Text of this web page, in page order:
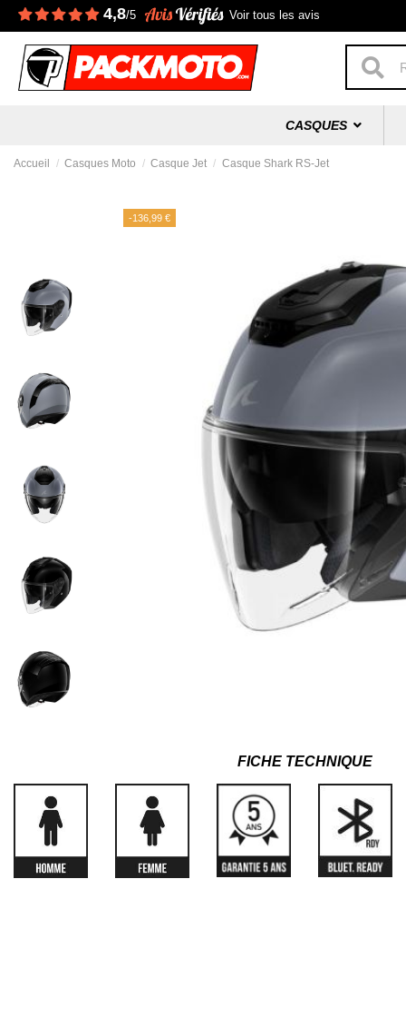
4,8/5 Voir tous les avis
CASQUES
Accueil Casques Moto Casque Jet Casque Shark RS-Jet
-136,99 €
FICHE TECHNIQUE